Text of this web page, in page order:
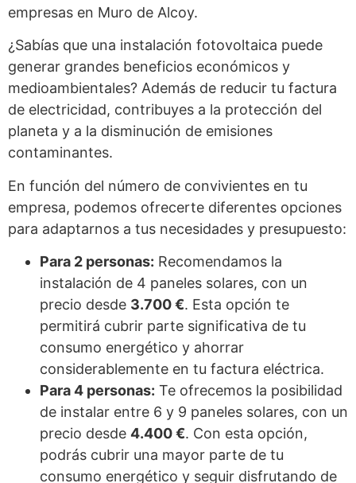
empresas en Muro de Alcoy.
¿Sabías que una instalación fotovoltaica puede
generar grandes beneficios económicos y
medioambientales? Además de reducir tu factura
de electricidad, contribuyes a la protección del
planeta y a la disminución de emisiones
contaminantes.
En función del número de convivientes en tu
empresa, podemos ofrecerte diferentes opciones
para adaptarnos a tus necesidades y presupuesto:
Para 2 personas: Recomendamos la
instalación de 4 paneles solares, con un
precio desde 3.700 €. Esta opción te
permitirá cubrir parte significativa de tu
consumo energético y ahorrar
considerablemente en tu factura eléctrica.
Para 4 personas: Te ofrecemos la posibilidad
de instalar entre 6 y 9 paneles solares, con un
precio desde 4.400 €. Con esta opción,
podrás cubrir una mayor parte de tu
consumo energético y seguir disfrutando de